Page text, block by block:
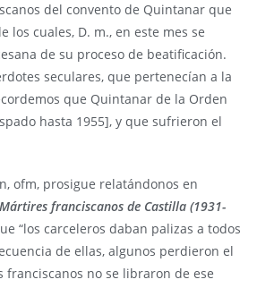
del convento de Quintanar que
los cuales, D. m., en este mes se
de su proceso de beatificación.
seculares, que pertenecían a la
que Quintanar de la Orden
hasta 1955], y que sufrieron el
ofm, prosigue relatándonos en
franciscanos de Castilla (1931-
“los carceleros daban palizas a todos
de ellas, algunos perdieron el
franciscanos no se libraron de ese